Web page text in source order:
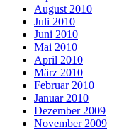
August 2010
Juli 2010
Juni 2010
Mai 2010
April 2010
März 2010
Februar 2010
Januar 2010
Dezember 2009
November 2009